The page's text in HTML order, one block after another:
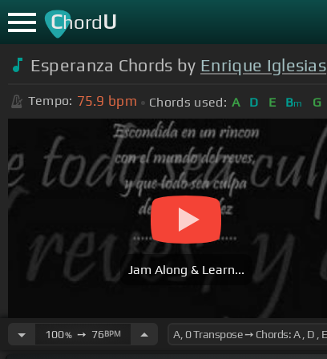
ChordU
Esperanza Chords by Enrique Iglesias
Tempo: 75.9 bpm Chords used: A D E Bm G
Jam Along & Learn...
100%➙ 76BPM